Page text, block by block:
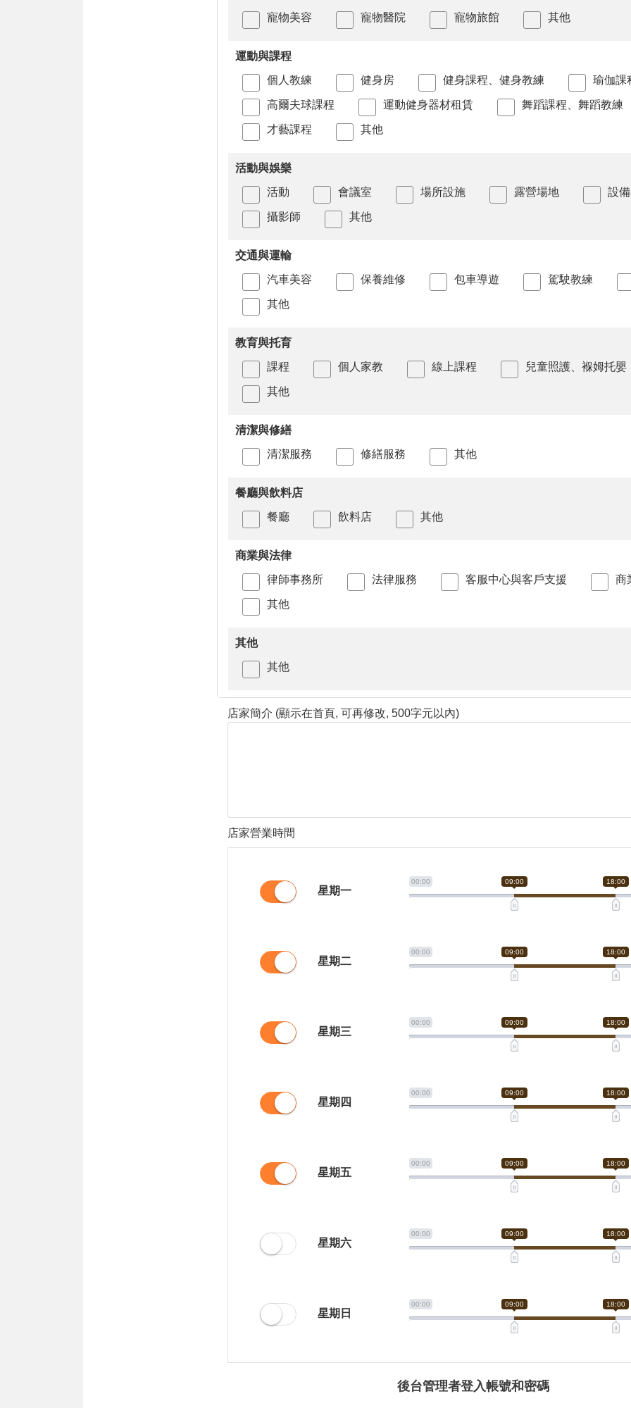
寵物美容
寵物醫院 寵物旅館 其他
運動與課程
個人教練
健身房 健身課程、健身教練 瑜伽課
高爾夫球課程 運動健身器材租賃 舞蹈課程、舞蹈教練
才藝課程 其他
活動與娛樂
活動
會議室 場所設施 露營場地 設
攝影師 其他
交通與運輸
汽車美容
保養維修 包車導遊 駕駛教練
其他
教育與托育
課程
個人家教 線上課程 兒童照護、褓姆托嬰
其他
清潔與修繕
清潔服務
修繕服務 其他
餐廳與飲料店
餐廳
飲料店 其他
商業與法律
律師事務所
法律服務 客服中心與客戶支援 商
其他
其他
其他
店家簡介 (顯示在首頁, 可再修改, 500字元以內)
店家營業時間
星期一
00:00 09:00 18:00
星期二
00:00 09:00 18:00
星期三
00:00 09:00 18:00
星期四
00:00 09:00 18:00
星期五
00:00 09:00 18:00
星期六
00:00 09:00 18:00
星期日
00:00 09:00 18:00
後台管理者登入帳號和密碼